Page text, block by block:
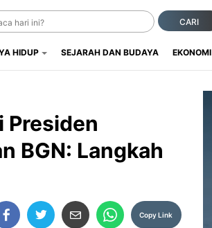
CARI
HIDUP SEJARAH DAN BUDAYA EKONOMI
Presiden
BGN: Langkah
Copy Link